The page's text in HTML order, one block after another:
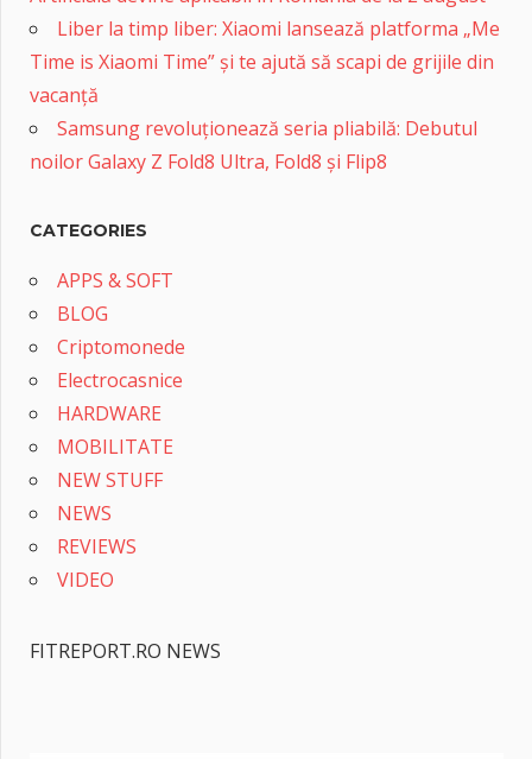
Liber la timp liber: Xiaomi lansează platforma „Me
Time is Xiaomi Time” și te ajută să scapi de grijile din
vacanță
Samsung revoluționează seria pliabilă: Debutul
noilor Galaxy Z Fold8 Ultra, Fold8 și Flip8
CATEGORIES
APPS & SOFT
BLOG
Criptomonede
Electrocasnice
HARDWARE
MOBILITATE
NEW STUFF
NEWS
REVIEWS
VIDEO
FITREPORT.RO NEWS